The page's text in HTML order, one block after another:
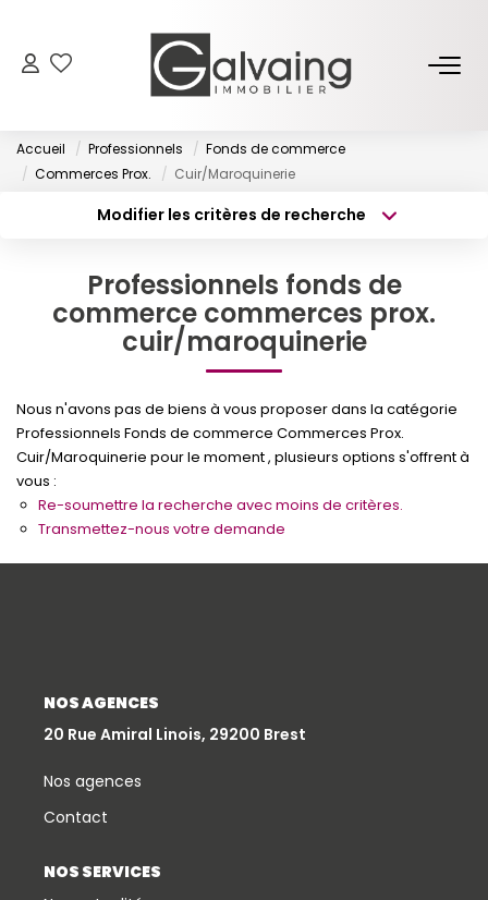
À Vendre
PROGRAMMES NEUFS
ESTIMER
GESTION LOCATIVE
L’AGENCE
Qui Sommes-Nous
Notre Équipe
ESPACE CLIENT
Accueil Professionnels
Fonds de commerce
Commerces Prox.
Cuir/Maroquinerie
Modifier les critères de recherche
Sélectionnez...
Type de bien
Surface min
Créer une alerte
Professionnels fonds de
commerce commerces prox.
cuir/maroquinerie
Nous n'avons pas de biens à vous proposer dans la catégorie
Professionnels Fonds de commerce Commerces Prox.
Cuir/Maroquinerie pour le moment , plusieurs options s'offrent à
vous :
Re-soumettre la recherche avec moins de critères.
Transmettez-nous votre demande
NOS AGENCES
20 Rue Amiral Linois, 29200 Brest
Nos agences
Contact
NOS SERVICES